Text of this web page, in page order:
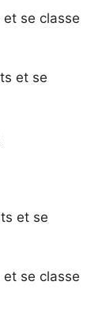
se classe
et se
et se
se classe